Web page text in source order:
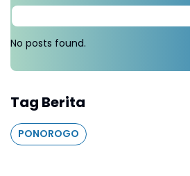
No posts found.
Tag Berita
PONOROGO